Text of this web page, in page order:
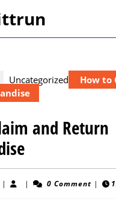
Uncategorized
How to
and Return
July
| | 0 Comment |